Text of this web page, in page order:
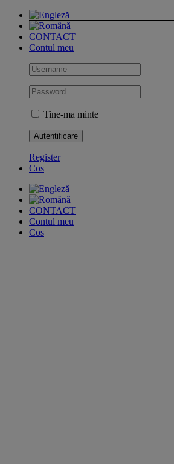
Skip
contentCONTACT
Contul meu
Tine-ma minte
Register
Cos
CONTACT
Contul meu
Cos